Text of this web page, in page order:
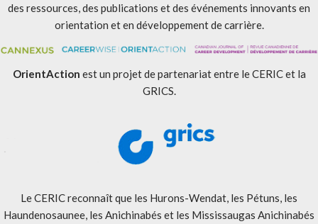
des ressources, des publications et des événements innovants en
orientation et en développement de carrière.
OrientAction est un projet de partenariat entre le CERIC et la
GRICS.
Le CERIC reconnaît que les Hurons-Wendat, les Pétuns, les
Haundenosaunee, les Anichinabés et les Mississaugas Anichinabés